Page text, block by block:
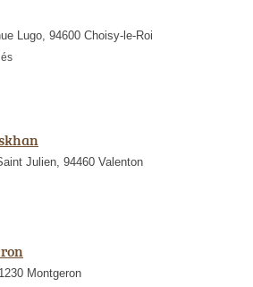
Lugo, 94600 Choisy-le-Roi
Julien, 94460 Valenton
Montgeron